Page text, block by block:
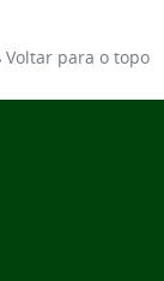
Voltar para o topo